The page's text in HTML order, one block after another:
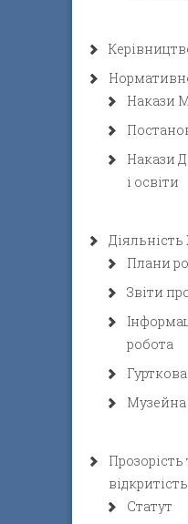
Накази
Накази
і освіти
Плани
Звіти
робота
Музейна
Статут